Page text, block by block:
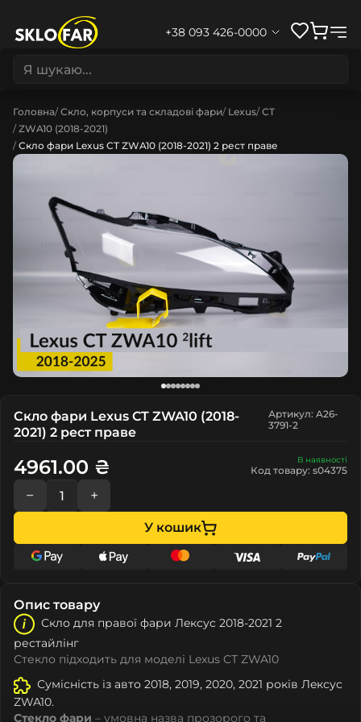
+38 093 426-0000
Головна Скло, корпуси та складові фари Lexus CT
ZWA10 (2018-2021)
Скло фари Lexus CT ZWA10 (2018-2021) 2 рест праве
Скло фари Lexus CT ZWA10 (2018-
2021) 2 рест праве
Артикул: A26-
3791-2
В наявності
Код товару: s04375
4961.00 ₴
− +
У кошик
Опис товару
Скло для правої фари Лeкcуc 2018-2021 2
рестайлінг
Стекло підходить для моделі Lexus CT ZWA10
Сумісність із авто 2018, 2019, 2020, 2021 років Лeкcуc
ZWA10.
Стекло фари – умовна назва прозорого та